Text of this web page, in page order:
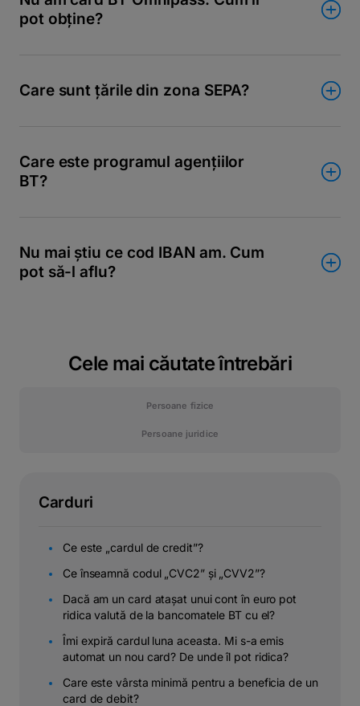
pot obține?
Care sunt țările din zona SEPA?
Care este programul agențiilor
BT?
Nu mai știu ce cod IBAN am. Cum
pot să-l aflu?
Cele mai căutate întrebări
Persoane fizice
Persoane juridice
Carduri
Ce este „cardul de credit”?
Ce înseamnă codul „CVC2” și „CVV2”?
Dacă am un card atașat unui cont în euro pot
ridica valută de la bancomatele BT cu el?
Îmi expiră cardul luna aceasta. Mi s-a emis
automat un nou card? De unde îl pot ridica?
Care este vârsta minimă pentru a beneficia de un
card de debit?